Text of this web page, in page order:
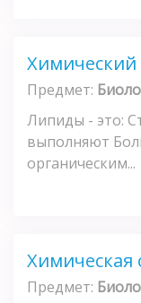
Химический
Предмет:
Липиды - это:
выполняют
органическим...
Химическая
Предмет: